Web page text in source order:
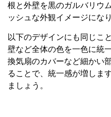
根と外壁を黒のガルバリウ
ッシュな外観イメージにな
以下のデザインにも同じこ
壁など全体の色を一色に統
換気扇のカバーなど細かい
ることで、統一感が増しま
ましょう。